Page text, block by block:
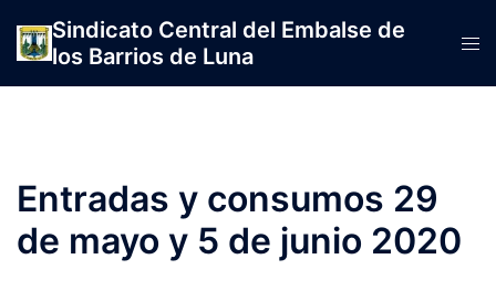
contenido
Sindicato Central del Embalse de
los Barrios de Luna
Entradas y consumos 29
de mayo y 5 de junio 2020